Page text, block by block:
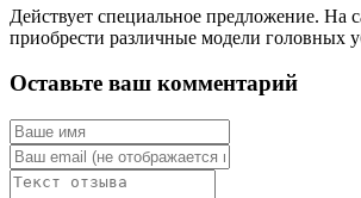
Действует специальное предложение. На
приобрести различные модели головных
Оставьте ваш комментарий